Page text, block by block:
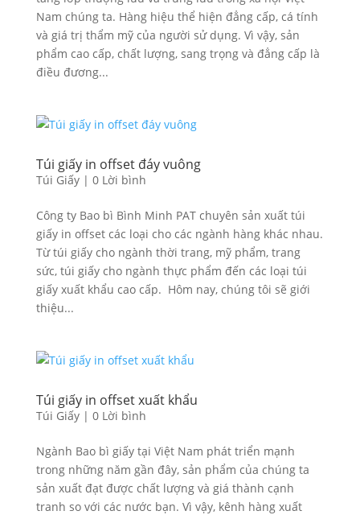
Nam chúng ta. Hàng hiệu thể hiện đẳng cấp, cá tính
và giá trị thẩm mỹ của người sử dụng. Vì vậy, sản
phẩm cao cấp, chất lượng, sang trọng và đẳng cấp là
điều đương...
Túi giấy in offset đáy vuông
Túi Giấy| 0 Lời bình
Công ty Bao bì Bình Minh PAT chuyên sản xuất túi
giấy in offset các loại cho các ngành hàng khác nhau.
Từ túi giấy cho ngành thời trang, mỹ phẩm, trang
sức, túi giấy cho ngành thực phẩm đến các loại túi
giấy xuất khẩu cao cấp. Hôm nay, chúng tôi sẽ giới
thiệu...
Túi giấy in offset xuất khẩu
Túi Giấy| 0 Lời bình
Ngành Bao bì giấy tại Việt Nam phát triển mạnh
trong những năm gần đây, sản phẩm của chúng ta
sản xuất đạt được chất lượng và giá thành cạnh
tranh so với các nước bạn. Vì vậy, kênh hàng xuất